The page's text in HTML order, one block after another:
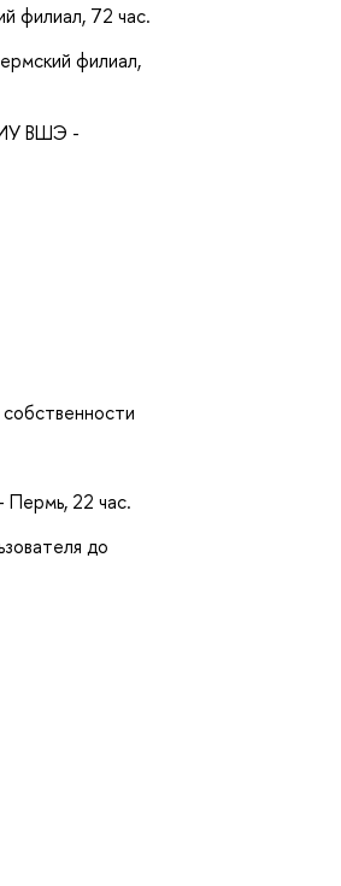
филиал, 72 час.
филиал,
ВШЭ -
22 час.
до